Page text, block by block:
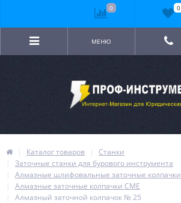
МЕНЮ
Каталог товаров
Станки
Заточные станки для бурового инструмента
Алмазные шлифовальные заточные колпачки
Алмазные заточные колпачки CME
Алмазный заточной колпачок № 25
0 0